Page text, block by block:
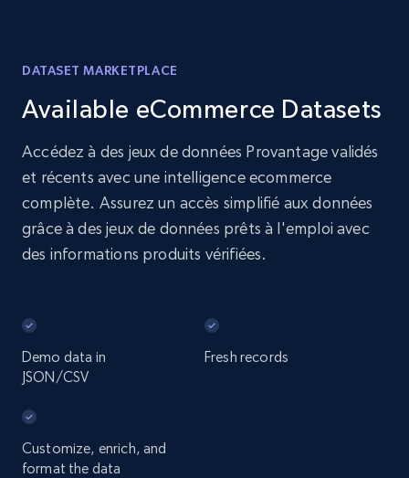
DATASET MARKETPLACE
Available eCommerce Datasets
Accédez à des jeux de données Provantage validés
et récents avec une intelligence ecommerce
complète. Assurez un accès simplifié aux données
grâce à des jeux de données prêts à l'emploi avec
des informations produits vérifiées.
Demo data in
JSON/CSV
Fresh records
Customize, enrich, and
format the data